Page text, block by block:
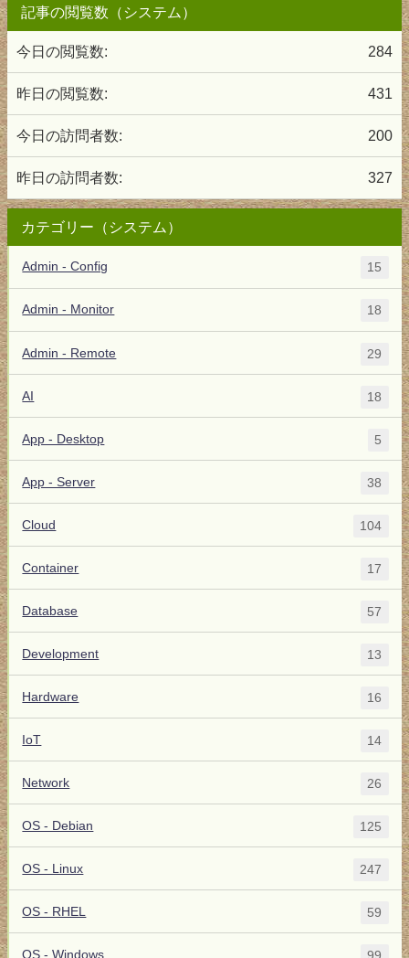
記事の閲覧数（システム）
284
今日の閲覧数:
431
昨日の閲覧数:
200
今日の訪問者数:
327
昨日の訪問者数:
カテゴリー（システム）
Admin - Config 15
Admin - Monitor 18
Admin - Remote 29
AI 18
App - Desktop 5
App - Server 38
Cloud 104
Container 17
Database 57
Development 13
Hardware 16
IoT 14
Network 26
OS - Debian 125
OS - Linux 247
OS - RHEL 59
OS - Windows 99